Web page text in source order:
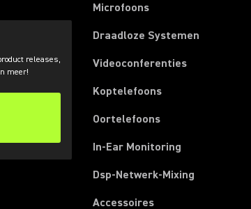
releases,
meer!
Microfoons
Draadloze Systemen
Videoconferenties
Koptelefoons
Oortelefoons
In-Ear Monitoring
Dsp-Netwerk-Mixing
Accessoires